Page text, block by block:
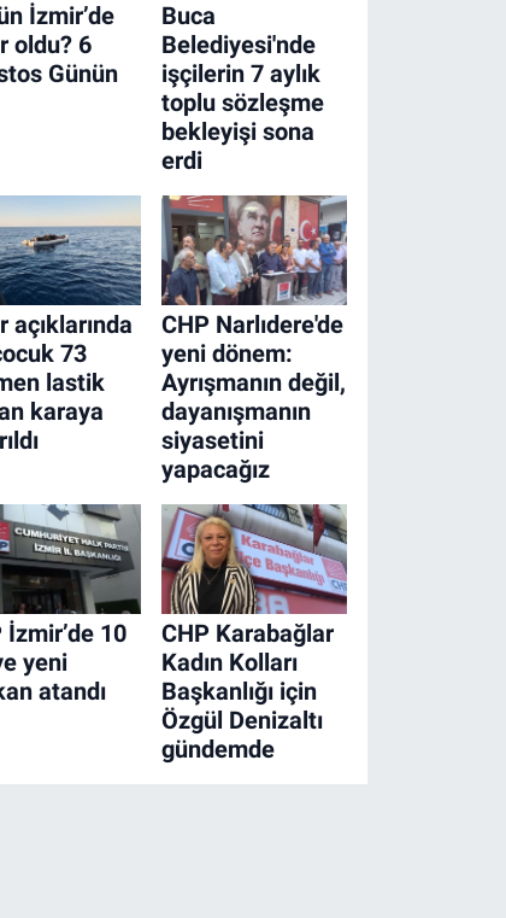
İzmir’de
oldu? 6
Günün
Buca
Belediyesi'nde
işçilerin 7 aylık
toplu sözleşme
bekleyişi sona
erdi
açıklarında
73
lastik
karaya
CHP Narlıdere'de
yeni dönem:
Ayrışmanın değil,
dayanışmanın
siyasetini
yapacağız
İzmir’de 10
yeni
atandı
CHP Karabağlar
Kadın Kolları
Başkanlığı için
Özgül Denizaltı
gündemde